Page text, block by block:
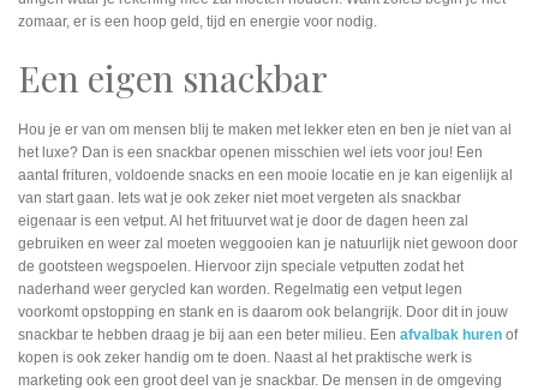
zomaar, er is een hoop geld, tijd en energie voor nodig.
Een eigen snackbar
Hou je er van om mensen blij te maken met lekker eten en ben je niet van al
het luxe? Dan is een snackbar openen misschien wel iets voor jou! Een
aantal frituren, voldoende snacks en een mooie locatie en je kan eigenlijk al
van start gaan. Iets wat je ook zeker niet moet vergeten als snackbar
eigenaar is een vetput. Al het frituurvet wat je door de dagen heen zal
gebruiken en weer zal moeten weggooien kan je natuurlijk niet gewoon door
de gootsteen wegspoelen. Hiervoor zijn speciale vetputten zodat het
naderhand weer gerycled kan worden. Regelmatig een vetput legen
voorkomt opstopping en stank en is daarom ook belangrijk. Door dit in jouw
snackbar te hebben draag je bij aan een beter milieu. Een afvalbak huren of
kopen is ook zeker handig om te doen. Naast al het praktische werk is
marketing ook een groot deel van je snackbar. De mensen in de omgeving